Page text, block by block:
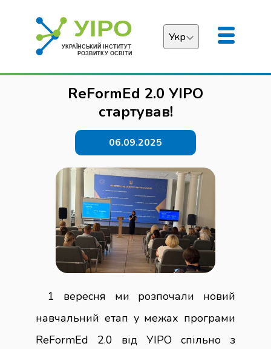
Укр
English
ReFormEd 2.0 УІРО
стартував!
06.09.2025
1 вересня ми розпочали новий
навчальний етап у межах програми
ReFormEd 2.0 від УІРО спільно з